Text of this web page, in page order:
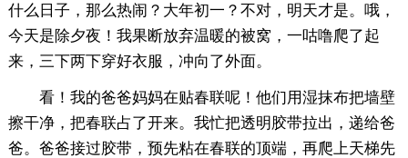
什么日子，那么热闹？大年初一？不对，明天才是。哦，
今天是除夕夜！我果断放弃温暖的被窝，一咕噜爬了起
来，三下两下穿好衣服，冲向了外面。
看！我的爸爸妈妈在贴春联呢！他们用湿抹布把墙壁
擦干净，把春联占了开来。我忙把透明胶带拉出，递给爸
爸。爸爸接过胶带，预先粘在春联的顶端，再爬上天梯先